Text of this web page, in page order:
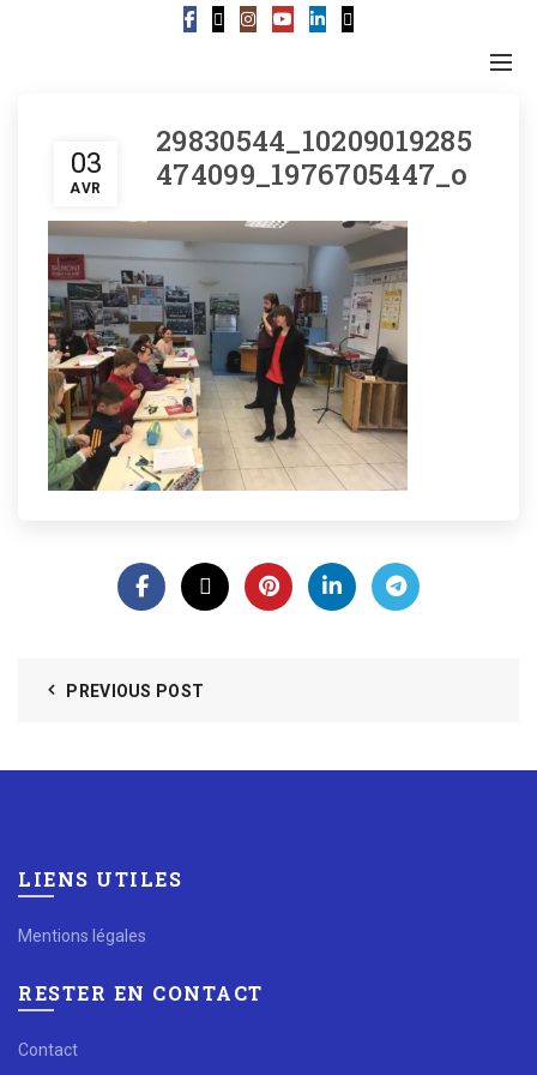
03
AVR
29830544_10209019285
474099_1976705447_o
PREVIOUS POST
LIENS UTILES
Mentions légales
RESTER EN CONTACT
Contact